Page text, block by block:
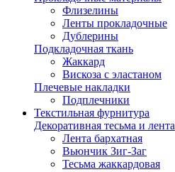
Флизелины
Ленты прокладочные
Дублерины
Подкладочная ткань
Жаккард
Вискоза с эластаном
Плечевые накладки
Подплечники
Текстильная фурнитура
Декоративная тесьма и лента
Лента бархатная
Вьюнчик Зиг-Заг
Тесьма жаккардовая